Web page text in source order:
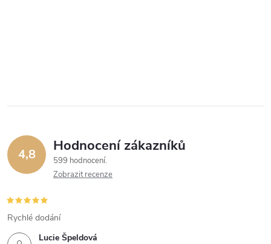
4,8 Hodnocení zákazníků
599 hodnocení
Zobrazit recenze
Lucie Špeldová
Rychlé dodání